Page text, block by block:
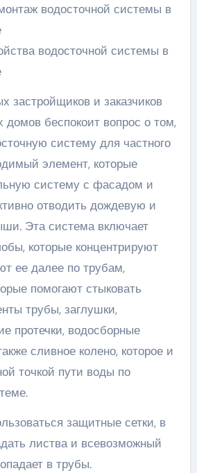
водосточной системы в
водосточной системы в
застройщиков и заказчиков
домов беспокоит вопрос о том,
систему для частного
элемент, которые
систему с фасадом и
отводить дождевую и
Эта система включает
которые концентрируют
ее далее по трубам,
помогают стыковать
трубы, заглушки,
протечки, водосборные
сливное колено, которое и
точкой пути воды по
защитные сетки, в
листва и всевозможный
в трубы.